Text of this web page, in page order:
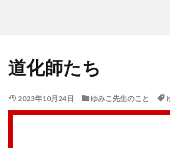
道化師たち
2023年10月24日 ゆみこ先生のこと